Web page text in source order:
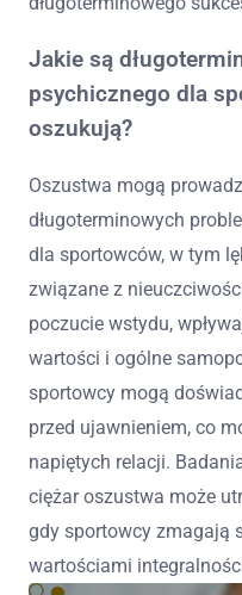
Jakie są
psychicznego dla
oszukują?
Oszustwa mogą
długoterminowych
dla sportowców, w tym
związane z
poczucie wstydu,
wartości i ogólne
sportowcy mogą
przed ujawnieniem, co
napiętych relacji.
ciężar oszustwa może
gdy sportowcy zmagają
wartościami